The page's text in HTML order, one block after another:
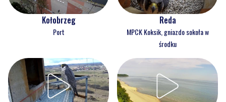
Kołobrzeg
Port
Reda
MPCK Koksik, gniazdo sokoła w
środku